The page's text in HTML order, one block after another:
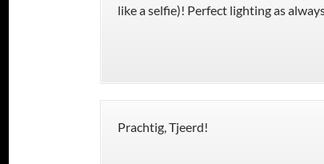
like a selfie)! Perfect lighting as
Prachtig, Tjeerd!